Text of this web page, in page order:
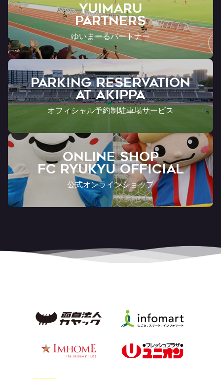
YUIMARU
Partners
ゆいまーるパートナー
PARKING RESERVATION
AT Akippa
オフィシャル予約制駐車場サービス
ONLINE SHOP
FC RYUKYU OFFICIAL
公式オンラインショップ